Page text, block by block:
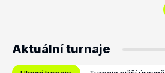
Aktuální turnaje